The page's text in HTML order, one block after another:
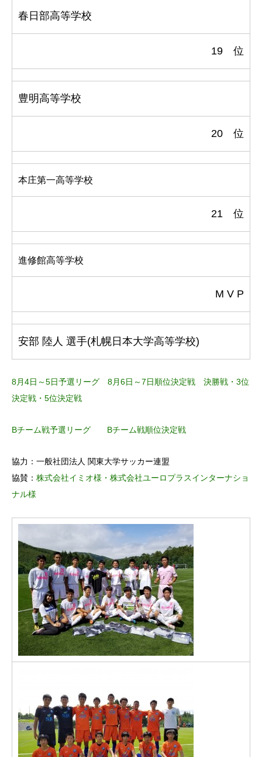
春日部高等学校
19 位
豊明高等学校
20 位
本庄第一高等学校
21 位
進修館高等学校
M V P
安部 陸人 選手(札幌日本大学高等学校)
8月4日～5日予選リーグ 8月6日～7日順位決定戦
決勝戦・3位
決定戦・5位決定戦
Bチーム戦予選リーグ Bチーム戦順位決定戦
協力：一般社団法人 関東大学サッカー連盟
協賛： 株式会社イミオ様・ 株式会社ユーロプラスインターナショ
ナル様